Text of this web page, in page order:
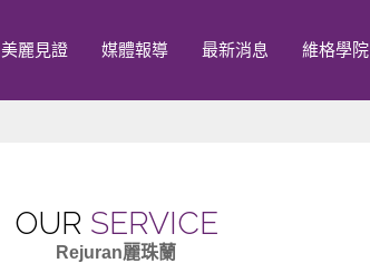
美麗見證 媒體報導 最新消息 維格學院
OUR SERVICE
Rejuran麗珠蘭